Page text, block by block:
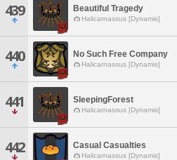
439 Beautiful Tragedy
Halicarnassus [Dynamis]
440 No Such Free Company
Halicarnassus [Dynamis]
441 SleepingForest
Halicarnassus [Dynamis]
442 Casual Casualties
Halicarnassus [Dynamis]